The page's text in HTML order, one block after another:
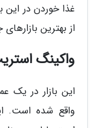
غذا خوردن در این
از بهترین
واکینگ
این بازار در یک
واقع شده است.